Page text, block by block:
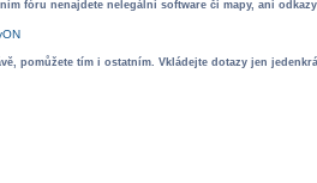
fóru nenajdete nelegální software či mapy, ani
pomůžete tím i ostatním. Vkládejte dotazy jen